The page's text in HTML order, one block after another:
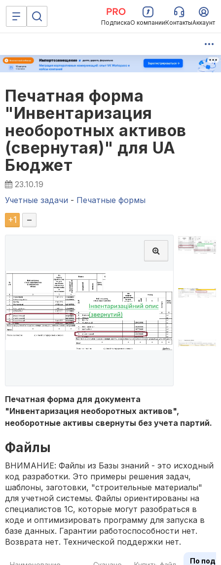
ПодпискаО компанииКонтактыАккаунт
Печатная форма
"Инвентаризация
необоротных активов
(свернутая)" для UA
Бюджет
23.10.19
Учетные задачи - Печатные формы
+1 –
Печатная форма для документа
"Инвентаризация необоротных активов",
необоротные активы свернуты без учета партий.
Файлы
ВНИМАНИЕ: Файлы из Базы знаний - это исходный
код разработки. Это примеры решения задач,
шаблоны, заготовки, "строительные материалы"
для учетной системы. Файлы ориентированы на
специалистов 1С, которые могут разобраться в
коде и оптимизировать программу для запуска в
базе данных. Гарантии работоспособности нет.
Возврата нет. Технической поддержки нет.
По